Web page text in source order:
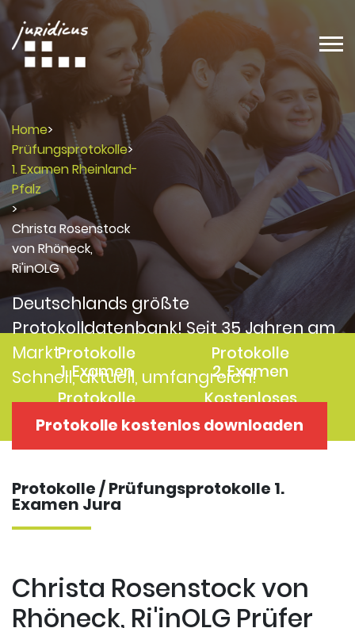
Home>
Prüfungsprotokolle>
1. Examen Rheinland-
Pfalz
>
Christa Rosenstock
von Rhöneck,
Ri'inOLG
Deutschlands größte
Protokolldatenbank! Seit 35 Jahren am
Markt
Schnell, aktuell, umfangreich!
Protokolle kostenlos downloaden
Protokolle
1. Examen
Protokolle
2. Examen
Protokolle
Examensklausuren
Kostenloses
Repititorium
Protokolle / Prüfungsprotokolle 1.
Examen Jura
Christa Rosenstock von
Rhöneck, Ri'inOLG Prüfer